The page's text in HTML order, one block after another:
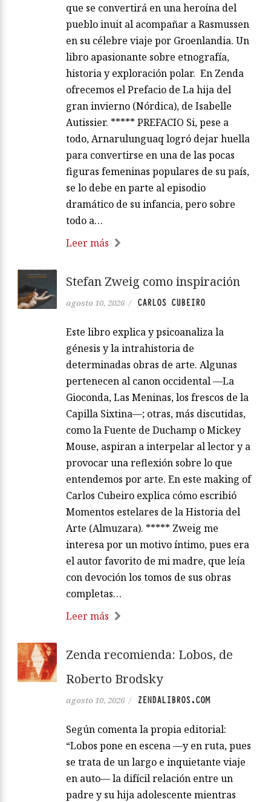
que se convertirá en una heroína del
pueblo inuit al acompañar a Rasmussen
en su célebre viaje por Groenlandia. Un
libro apasionante sobre etnografía,
historia y exploración polar. En Zenda
ofrecemos el Prefacio de La hija del
gran invierno (Nórdica), de Isabelle
Autissier. ***** PREFACIO Si, pese a
todo, Arnarulunguaq logró dejar huella
para convertirse en una de las pocas
figuras femeninas populares de su país,
se lo debe en parte al episodio
dramático de su infancia, pero sobre
todo a…
Leer más
Stefan Zweig como inspiración
agosto 10, 2026 / CARLOS CUBEIRO
Este libro explica y psicoanaliza la
génesis y la intrahistoria de
determinadas obras de arte. Algunas
pertenecen al canon occidental —La
Gioconda, Las Meninas, los frescos de la
Capilla Sixtina—; otras, más discutidas,
como la Fuente de Duchamp o Mickey
Mouse, aspiran a interpelar al lector y a
provocar una reflexión sobre lo que
entendemos por arte. En este making of
Carlos Cubeiro explica cómo escribió
Momentos estelares de la Historia del
Arte (Almuzara). ***** Zweig me
interesa por un motivo íntimo, pues era
el autor favorito de mi madre, que leía
con devoción los tomos de sus obras
completas…
Leer más
Zenda recomienda: Lobos, de
Roberto Brodsky
agosto 10, 2026 / ZENDALIBROS.COM
Según comenta la propia editorial:
“Lobos pone en escena —y en ruta, pues
se trata de un largo e inquietante viaje
en auto— la difícil relación entre un
padre y su hija adolescente mientras